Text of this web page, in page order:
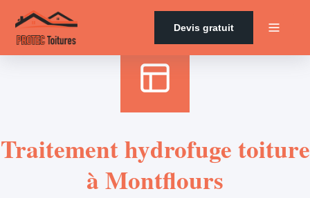
Devis gratuit
Traitement hydrofuge toiture
à Montflours